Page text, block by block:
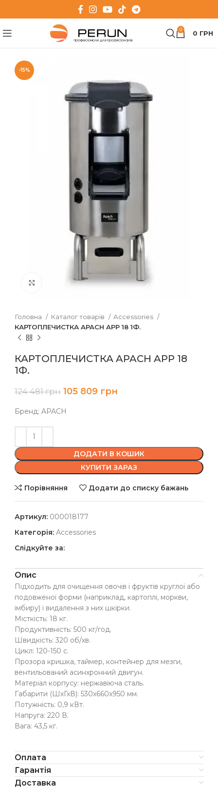
0 0 ГРН
-15%
Клацніть, щоб збільшити
Головна Каталог товарів
Accessories
КАРТОПЛЕЧИСТКА APACH APP 18 1Ф.
КАРТОПЛЕЧИСТКА APACH APP 18
1Ф.
124 481грн 105 809 грн
Бренд: APACH
ДОДАТИ В КОШИК
КУПИТИ ЗАРАЗ
Порівняння Додати до списку бажань
Артикул: 000018177
Категорія: Accessories
Слідкуйте за:
Опис
Підходить для очищення овочів і фруктів круглої або
подовженої форми (наприклад, картоплі, моркви,
імбиру) і видалення з них шкірки.
Місткість: 18 кг.
Продуктивність: 500 кг/год.
Швидкість: 320 об/хв.
Цикл: 120-150 с.
Прозора кришка, таймер, контейнер для мезги,
вентильований асинхронний двигун.
Матеріал корпусу: нержавіюча сталь.
Габарити (ШхГхВ): 530х660х950 мм.
Потужність: 0,9 кВт.
Напруга: 220 В.
Вага: 43,5 кг.
Оплата
Гарантія
Доставка